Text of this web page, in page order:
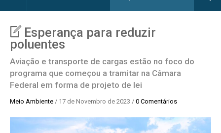
Esperança para reduzir
poluentes
Aviação e transporte de cargas estão no foco do
programa que começou a tramitar na Câmara
Federal em forma de projeto de lei
Meio Ambiente / 17 de Novembro de 2023 / 0 Comentários